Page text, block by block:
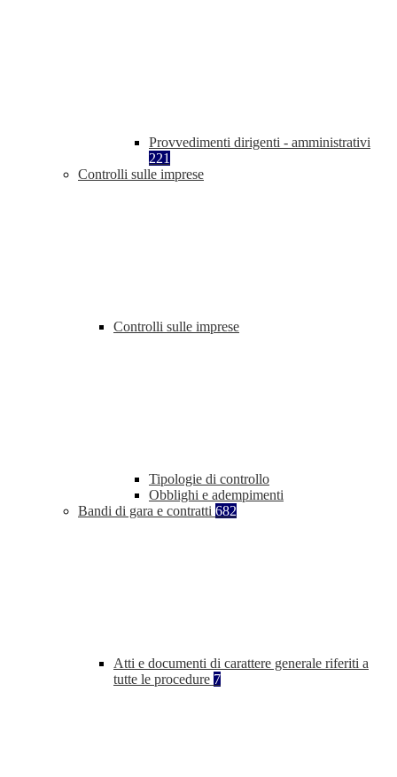
Provvedimenti dirigenti - amministrativi
221
Controlli sulle imprese
Controlli sulle imprese
Tipologie di controllo
Obblighi e adempimenti
Bandi di gara e contratti 682
Atti e documenti di carattere generale riferiti a
tutte le procedure 7